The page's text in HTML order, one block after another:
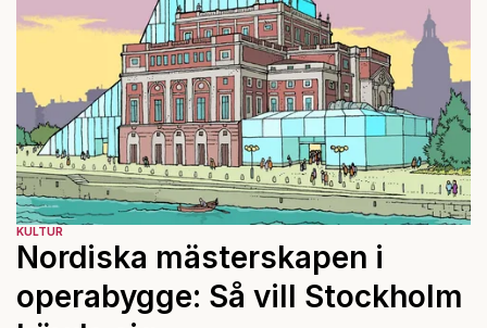
KULTUR
Nordiska mästerskapen i
operabygge: Så vill Stockholm